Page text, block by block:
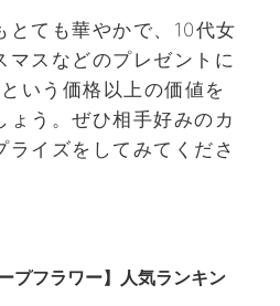
とても華やかで、10代女
マスなどのプレゼントに
いう価格以上の価値を
ょう。ぜひ相手好みのカ
ライズをしてみてくださ